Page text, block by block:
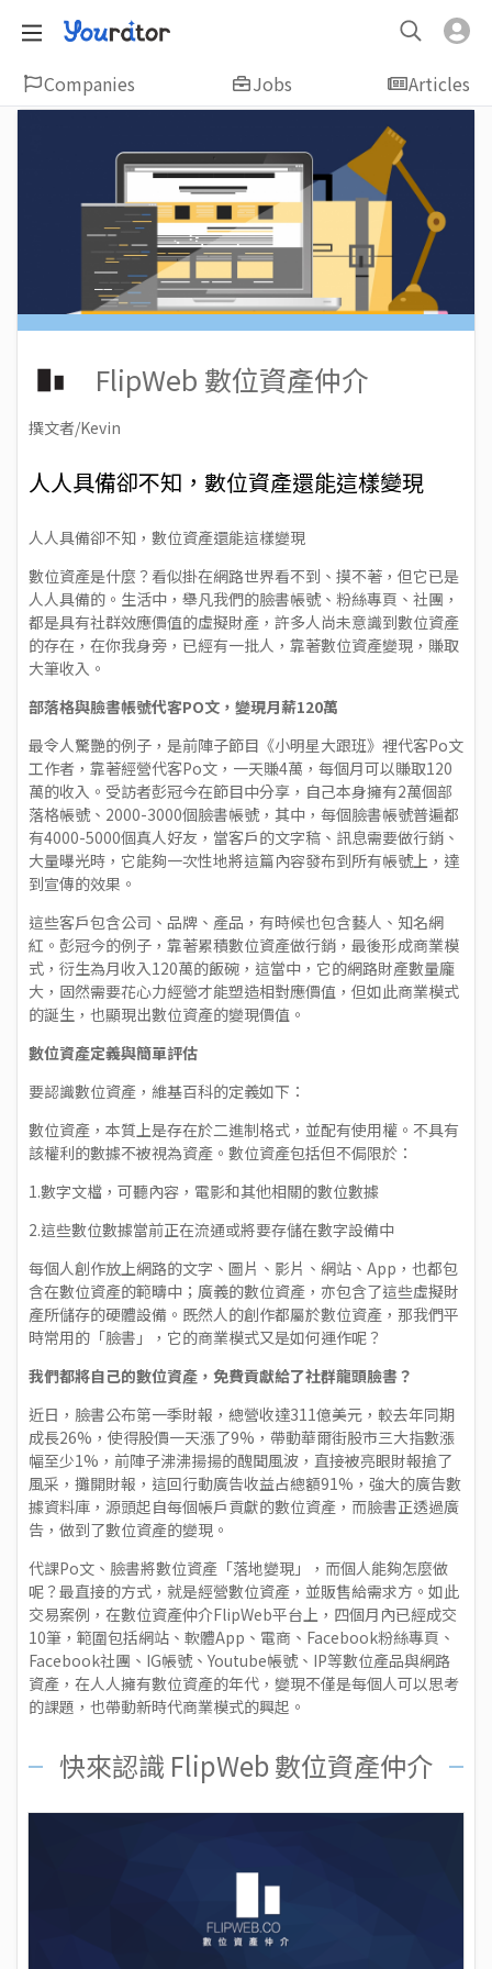
Companies Jobs Articles
FlipWeb 數位資產仲介
撰文者/Kevin
人人具備卻不知，數位資產還能這樣變現
人人具備卻不知，數位資產還能這樣變現
數位資產是什麼？看似掛在網路世界看不到、摸不著，但它已是
人人具備的。生活中，舉凡我們的臉書帳號、粉絲專頁、社團，
都是具有社群效應價值的虛擬財產，許多人尚未意識到數位資產
的存在，在你我身旁，已經有一批人，靠著數位資產變現，賺取
大筆收入。
部落格與臉書帳號代客PO文，變現月薪120萬
最令人驚艷的例子，是前陣子節目《小明星大跟班》裡代客Po文
工作者，靠著經營代客Po文，一天賺4萬，每個月可以賺取120
萬的收入。受訪者彭冠今在節目中分享，自己本身擁有2萬個部
落格帳號、2000-3000個臉書帳號，其中，每個臉書帳號普遍都
有4000-5000個真人好友，當客戶的文字稿、訊息需要做行銷、
大量曝光時，它能夠一次性地將這篇內容發布到所有帳號上，達
到宣傳的效果。
這些客戶包含公司、品牌、產品，有時候也包含藝人、知名網
紅。彭冠今的例子，靠著累積數位資產做行銷，最後形成商業模
式，衍生為月收入120萬的飯碗，這當中，它的網路財產數量龐
大，固然需要花心力經營才能塑造相對應價值，但如此商業模式
的誕生，也顯現出數位資產的變現價值。
數位資產定義與簡單評估
要認識數位資產，維基百科的定義如下：
數位資產，本質上是存在於二進制格式，並配有使用權。不具有
該權利的數據不被視為資產。數位資產包括但不侷限於：
1.數字文檔，可聽內容，電影和其他相關的數位數據
2.這些數位數據當前正在流通或將要存儲在數字設備中
每個人創作放上網路的文字、圖片、影片、網站、App，也都包
含在數位資產的範疇中；廣義的數位資產，亦包含了這些虛擬財
產所儲存的硬體設備。既然人的創作都屬於數位資產，那我們平
時常用的「臉書」，它的商業模式又是如何運作呢？
我們都將自己的數位資產，免費貢獻給了社群龍頭臉書？
近日，臉書公布第一季財報，總營收達311億美元，較去年同期
成長26%，使得股價一天漲了9%，帶動華爾街股市三大指數漲
幅至少1%，前陣子沸沸揚揚的醜聞風波，直接被亮眼財報搶了
風采，攤開財報，這回行動廣告收益占總額91%，強大的廣告數
據資料庫，源頭起自每個帳戶貢獻的數位資產，而臉書正透過廣
告，做到了數位資產的變現。
代課Po文、臉書將數位資產「落地變現」，而個人能夠怎麼做
呢？最直接的方式，就是經營數位資產，並販售給需求方。如此
交易案例，在數位資產仲介FlipWeb平台 上，四個月內已經成交
10筆，範圍包括網站、軟體App、電商、Facebook粉絲專頁、
Facebook社團、IG帳號、Youtube帳號、IP等數位產品與網路
資產，在人人擁有數位資產的年代，變現不僅是每個人可以思考
的課題，也帶動新時代商業模式的興起。
快來認識 FlipWeb 數位資產仲介